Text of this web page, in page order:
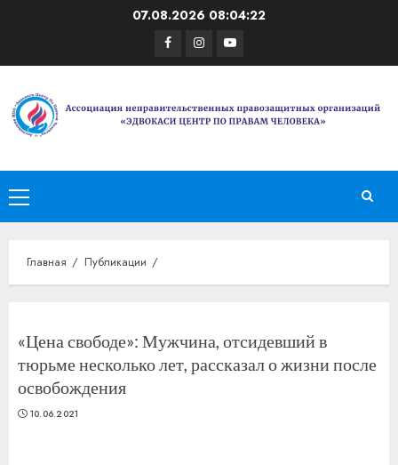
07.08.2026 08:04:22
Facebook
Instagram
Youtube
Основное
меню
Главная Публикации
«Цена свободе»: Мужчина, отсидевший в
тюрьме несколько лет, рассказал о жизни после
освобождения
10.06.2021